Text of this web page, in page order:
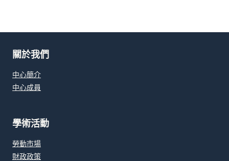
關於我們
中心簡介
中心成員
學術活動
勞動市場
財政政策